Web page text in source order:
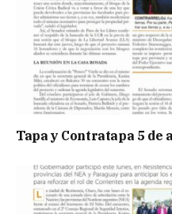
Tapa y Contratapa 5 de